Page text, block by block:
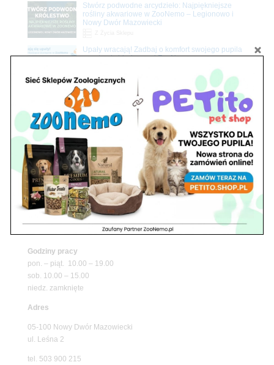
Stwórz podwodne arcydzieło: Najpiękniejsze
rośliny akwariowe w ZooNemo – Legionowo i
Nowy Dwór Mazowiecki
Upały wracają! Zadbaj o komfort swojego pupila
z matami chłodzącymi ZooNemo
Z Życia Sklepu
Petito Pet Shop – Internetowy Sklep Zoologiczny
Online! Wszystko Dla Twojego Pupila | ZooNemo
Znajdź nas
Adres
05-120 Legionowo
ul. Piłsudskiego 31,
pawilon 134
Godziny pracy
pon. – piąt. 10.00 – 19.00
sob. 10.00 – 15.00
niedz. zamknięte
Adres
05-100 Nowy Dwór Mazowiecki
ul. Leśna 2
tel. 503 900 215